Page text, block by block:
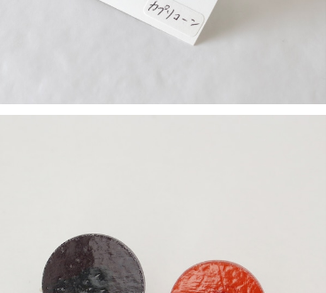
【一点物イヤリング】長谷川昌彦／Redbrown&Deepp
urple